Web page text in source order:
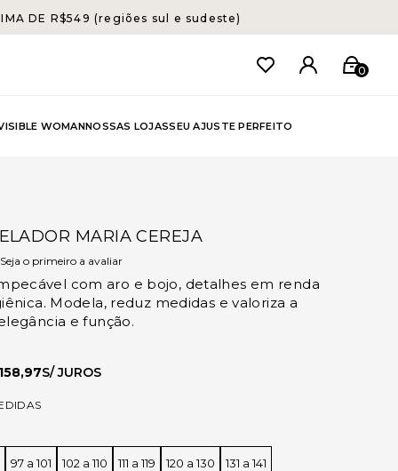
DE R$549 (regiões sul e sudeste)
0
WOMANNOSSAS LOJASSEU AJUSTE PERFEITO
MARIA CEREJA
Seja o primeiro a avaliar
com aro e bojo, detalhes em renda
Modela, reduz medidas e valoriza a
e função.
97 a 101 102 a 110 111 a 119 120 a 130 131 a 141